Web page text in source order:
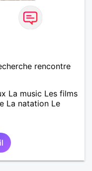
rencontre
La music Les films
La natation Le